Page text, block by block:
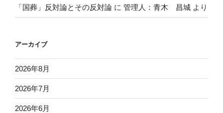
「国葬」反対論とその反対論 に 管理人：青木 昌城 より
アーカイブ
2026年8月
2026年7月
2026年6月